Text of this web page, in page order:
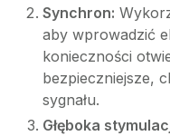
Synchron:
aby wprowadzić
konieczności
bezpieczniejsze,
sygnału.
Głęboka